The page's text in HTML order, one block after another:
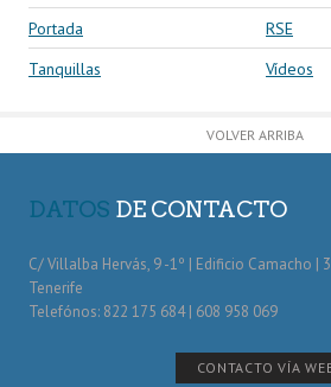
Portada
RSE
Tanquillas
Vídeos
VOLVER ARRIBA
DATOS DE CONTACTO
C/ Villalba Hervás, 9 -1º | Edificio Camacho |
Tenerife
Telefónos: 822 175 684 | 608 958 069
CONTACTO VÍA